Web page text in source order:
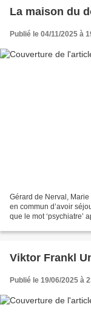
La maison du
Publié le 04/11/2025 à
Gérard de Nerval, Marie
en commun d’avoir
que le mot ‘psychiatre’
Viktor Frankl
Publié le 19/06/2025 à